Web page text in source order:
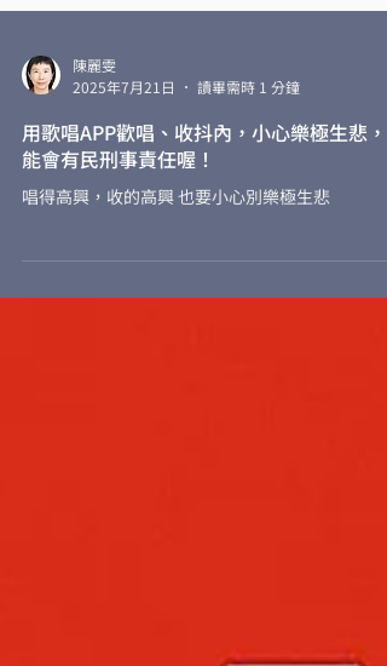
陳麗雯
2025年7月21日
讀畢需時 1 分鐘
用歌唱APP歡唱、收抖內，小心樂極生悲，
唱得高興，收的高興 也要小心別樂極生悲